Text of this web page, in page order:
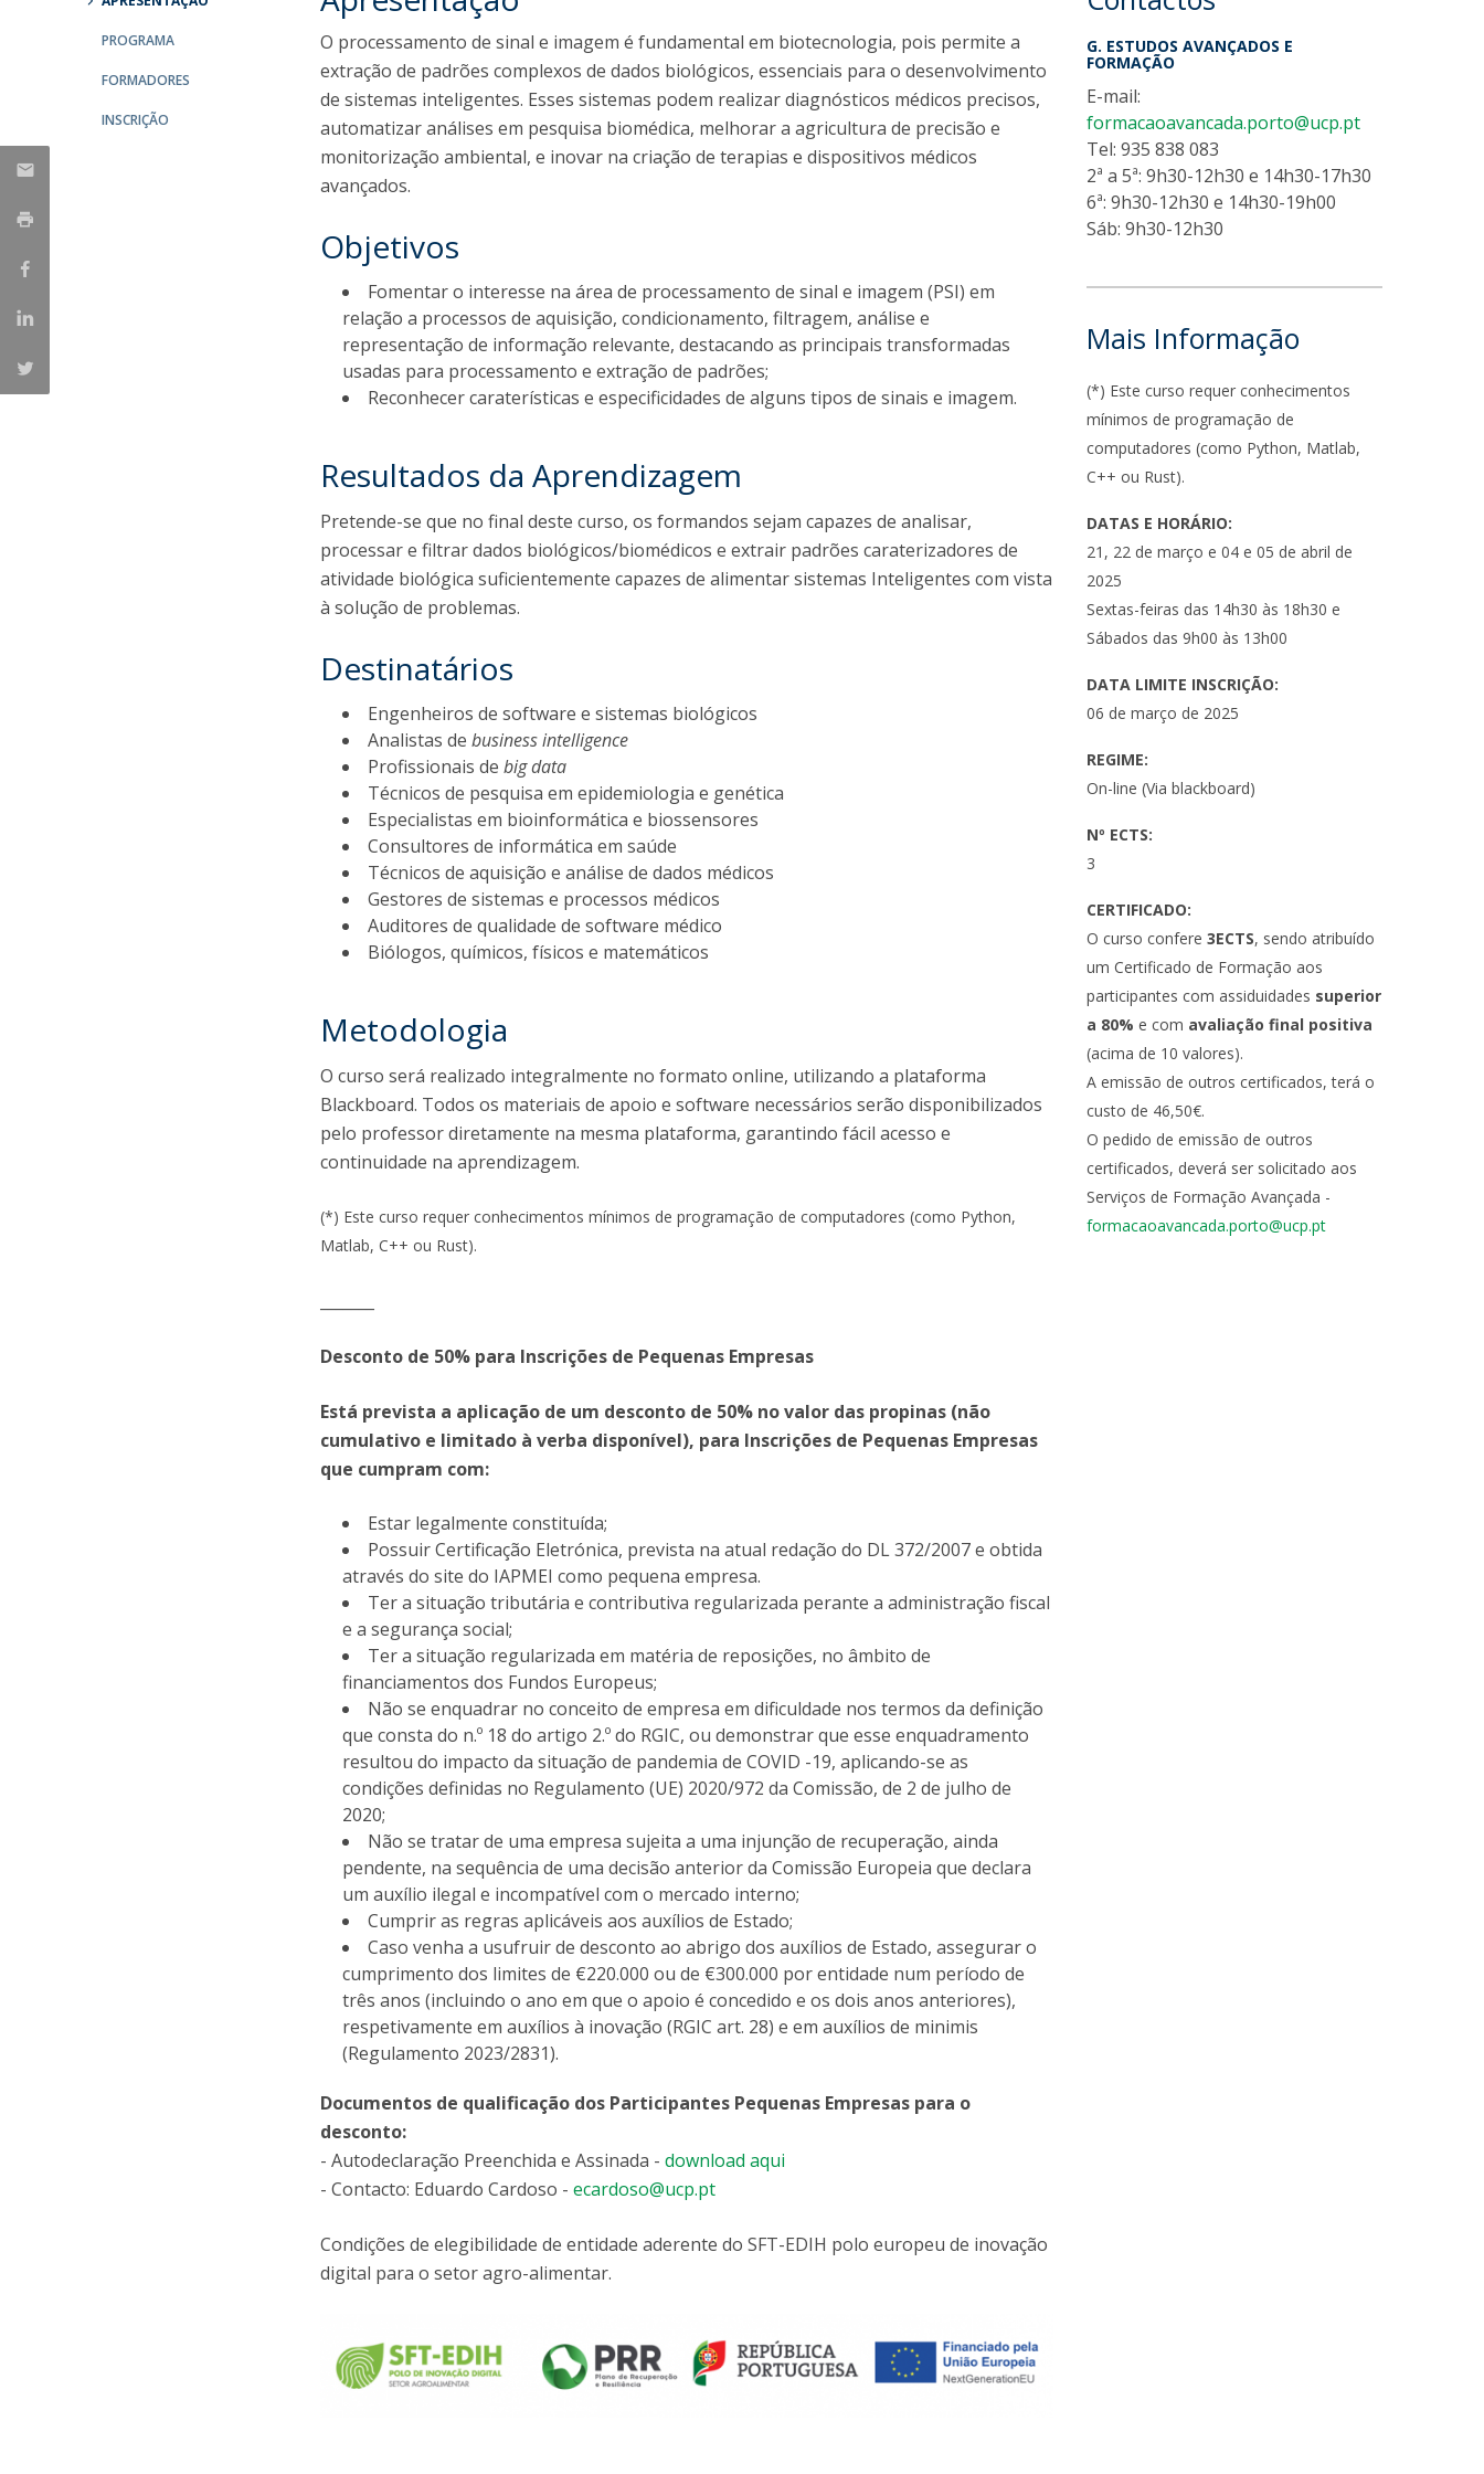
PROGRAMA
FORMADORES
INSCRIÇÃO
O processamento de sinal e imagem é fundamental em biotecnologia, pois permite a
extração de padrões complexos de dados biológicos, essenciais para o desenvolvimento
de sistemas inteligentes. Esses sistemas podem realizar diagnósticos médicos precisos,
automatizar análises em pesquisa biomédica, melhorar a agricultura de precisão e
monitorização ambiental, e inovar na criação de terapias e dispositivos médicos
avançados.
Objetivos
Fomentar o interesse na área de processamento de sinal e imagem (PSI) em
relação a processos de aquisição, condicionamento, filtragem, análise e
representação de informação relevante, destacando as principais transformadas
usadas para processamento e extração de padrões;
Reconhecer caraterísticas e especificidades de alguns tipos de sinais e imagem.
Resultados da Aprendizagem
Pretende-se que no final deste curso, os formandos sejam capazes de analisar,
processar e filtrar dados biológicos/biomédicos e extrair padrões caraterizadores de
atividade biológica suficientemente capazes de alimentar sistemas Inteligentes com vista
à solução de problemas.
Destinatários
Engenheiros de software e sistemas biológicos
Analistas debusiness intelligence
Profissionais debig data
Técnicos de pesquisa em epidemiologia e genética
Especialistas em bioinformática e biossensores
Consultores de informática em saúde
Técnicos de aquisição e análise de dados médicos
Gestores de sistemas e processos médicos
Auditores de qualidade de software médico
Biólogos, químicos, físicos e matemáticos
Metodologia
O curso será realizado integralmente no formato online, utilizando a plataforma
Blackboard. Todos os materiais de apoio e software necessários serão disponibilizados
pelo professor diretamente na mesma plataforma, garantindo fácil acesso e
continuidade na aprendizagem.
(*) Este curso requer conhecimentos mínimos de programação de computadores (como Python,
Matlab, C++ ou Rust).
Desconto de 50% para Inscrições de Pequenas Empresas
Está prevista a aplicação de um desconto de 50% no valor das propinas (não
cumulativo e limitado à verba disponível), para Inscrições de Pequenas Empresas
que cumpram com:
Estar legalmente constituída;
Possuir Certificação Eletrónica, prevista na atual redação do DL 372/2007 e obtida
através do site do IAPMEI como pequena empresa.
Ter a situação tributária e contributiva regularizada perante a administração fiscal
e a segurança social;
Ter a situação regularizada em matéria de reposições, no âmbito de
financiamentos dos Fundos Europeus;
Não se enquadrar no conceito de empresa em dificuldade nos termos da definição
que consta do n.º 18 do artigo 2.º do RGIC, ou demonstrar que esse enquadramento
resultou do impacto da situação de pandemia de COVID -19, aplicando-se as
condições definidas no Regulamento (UE) 2020/972 da Comissão, de 2 de julho de
2020;
Não se tratar de uma empresa sujeita a uma injunção de recuperação, ainda
pendente, na sequência de uma decisão anterior da Comissão Europeia que declara
um auxílio ilegal e incompatível com o mercado interno;
Cumprir as regras aplicáveis aos auxílios de Estado;
Caso venha a usufruir de desconto ao abrigo dos auxílios de Estado, assegurar o
cumprimento dos limites de €220.000 ou de €300.000 por entidade num período de
três anos (incluindo o ano em que o apoio é concedido e os dois anos anteriores),
respetivamente em auxílios à inovação (RGIC art. 28) e em auxílios de minimis
(Regulamento 2023/2831).
Documentos de qualificação dos Participantes Pequenas Empresas para o
desconto:
- Autodeclaração Preenchida e Assinada -download aqui
- Contacto: Eduardo Cardoso -ecardoso@ucp.pt
Condições de elegibilidade de entidade aderente do SFT-EDIH polo europeu de inovação
digital para o setor agro-alimentar.
G. ESTUDOS AVANÇADOS E
FORMAÇÃO
E-mail:
formacaoavancada.porto@ucp.pt
Tel: 935 838 083
2ª a 5ª: 9h30-12h30 e 14h30-17h30
6ª: 9h30-12h30 e 14h30-19h00
Sáb: 9h30-12h30
Mais Informação
(*) Este curso requer conhecimentos
mínimos de programação de
computadores (como Python, Matlab,
C++ ou Rust).
DATAS E HORÁRIO:
21, 22 de março e 04 e 05 de abril de
2025
Sextas-feiras das 14h30 às 18h30 e
Sábados das 9h00 às 13h00
DATA LIMITE INSCRIÇÃO:
06 de março de 2025
REGIME:
On-line (Via blackboard)
Nº ECTS:
3
CERTIFICADO:
O curso confere3ECTS, sendo atribuído
um Certificado de Formação aos
participantes com assiduidades superior
a 80% e com avaliação final positiva
(acima de 10 valores).
A emissão de outros certificados, terá o
custo de 46,50€.
O pedido de emissão de outros
certificados, deverá ser solicitado aos
Serviços de Formação Avançada -
formacaoavancada.porto@ucp.pt